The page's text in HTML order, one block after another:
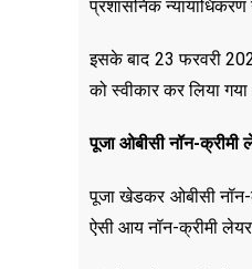
प्रशासनिक न्यायाधिकरण
इसके बाद 23 फरवरी
को स्वीकार कर लिया
पूजा ओबीसी नॉन-
पूजा खेडकर ओबीसी
ऐसी आय नॉन-क्रीमी